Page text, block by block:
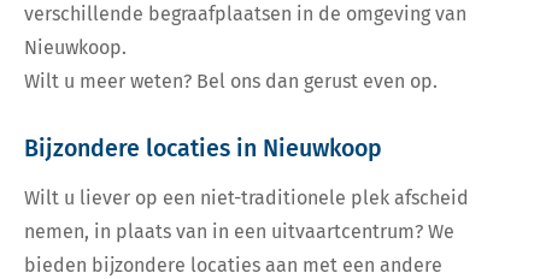
verschillende begraafplaatsen in de omgeving van
Nieuwkoop.
Wilt u meer weten? Bel ons dan gerust even op.
Bijzondere locaties in Nieuwkoop
Wilt u liever op een niet-traditionele plek afscheid
nemen, in plaats van in een uitvaartcentrum? We
bieden bijzondere locaties aan met een andere